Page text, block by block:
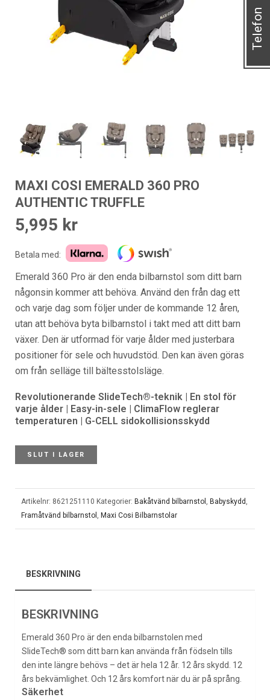
MAXI COSI EMERALD 360 PRO
AUTHENTIC TRUFFLE
5,995 kr
Betala med:
Emerald 360 Pro är den enda bilbarnstol som ditt barn
någonsin kommer att behöva. Använd den från dag ett
och varje dag som följer under de kommande 12 åren,
utan att behöva byta bilbarnstol i takt med att ditt barn
växer. Den är utformad för varje ålder med justerbara
positioner för sele och huvudstöd. Den kan även göras
om från selläge till bältesstolsläge.
Revolutionerande SlideTech®-teknik | En stol för
varje ålder | Easy-in-sele | ClimaFlow reglerar
temperaturen | G-CELL sidokollisionsskydd
SLUT I LAGER
Artikelnr: 8621251110 Kategorier: Bakåtvänd bilbarnstol , Babyskydd ,
Framåtvänd bilbarnstol , Maxi Cosi Bilbarnstolar
BESKRIVNING
BESKRIVNING
Emerald 360 Pro är den enda bilbarnstolen med
SlideTech® som ditt barn kan använda från födseln tills
den inte längre behövs – det är hela 12 år. 12 års skydd. 12
års bekvämlighet. Och 12 års komfort när du är på språng.
Säkerhet
Telefon